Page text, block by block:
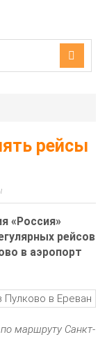
рейсы
«Россия»
рейсов
в аэропорт
маршруту Санкт-